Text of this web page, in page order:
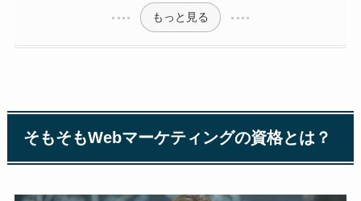
もっと見る
そもそもWebマーケティングの資格とは？